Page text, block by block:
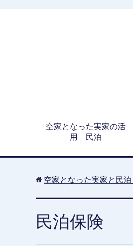
空家となった実家の活
用 民泊
空家となった実家と民泊
民泊保険